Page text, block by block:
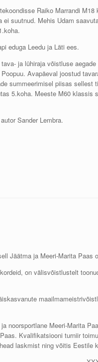
Raiko Marrandi
suutnud. Mehis Udam
eduga Leedu ja Läti ees.
ja lühiraja võistluse
Avapäeval joostud
summeerimisel piisas
5.koha. Meeste M60
Sander Lembra.
Jäätma ja Meeri-Marita Paas
on välisvõistlustelt
noorsportlane Meeri-Marita
Kvalifikatsiooni turniir
laskmist ning võitis Eestile